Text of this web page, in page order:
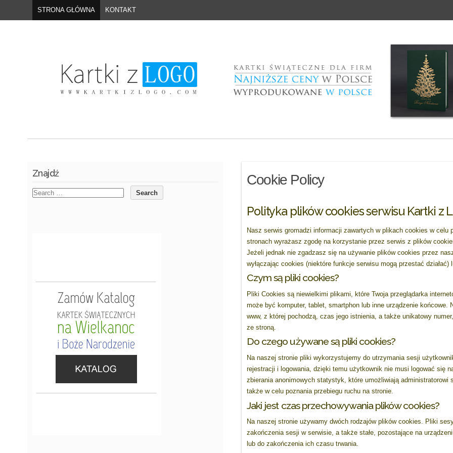
STRONA GŁÓWNA KONTAKT
Cookie Policy
Polityka plików cookies serwisu Kartki z
Nasz serwis gromadzi informacji zawartych w plikach cookies w celu
stronach wyrażasz zgodę na korzystanie przez serwis z plików
Jeżeli jednak nie zgadzasz się na używanie plików cookies przez
wyłączając cookies (niektóre funkcje serwisu mogą przestać
Czym są pliki cookies?
Pliki Cookies są niewielkimi plikami, które Twoja przeglądarka
może być komputer, tablet, smartphon lub inne urządzenie
www, z której pochodzą, czas jego istnienia, a także unikatowy
ze stroną.
Do czego używane są pliki cookies?
Na naszej stronie pliki wykorzystujemy do utrzymania sesji
rejestracji i logowania, dzięki temu użytkownik nie musi logować się
zbierania anonimowych statystyk, które umożliwiają
także w celu poznania przebiegu ruchu na stronie.
Jaki jest czas przechowywania plików cookies?
Na naszej stronie używamy dwóch rodzajów plików cookies. Pliki
zakończenia sesji w serwisie, a także stałe, pozostające na
lub do zakończenia ich czasu trwania.
Znajdź